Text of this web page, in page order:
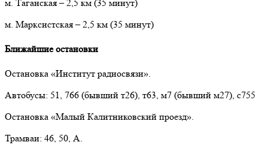
м. Таганская–2,5 км (35 минут)
м. Марксистская – 2,5 км (35 минут)
Ближайшие остановки
Остановка «Институт радиосвязи».
Автобусы: 51, 766 (бывший т26), т63, м7 (бывший м27), с755
Остановка «Малый Калитниковский проезд».
Трамваи: 46, 50, А.